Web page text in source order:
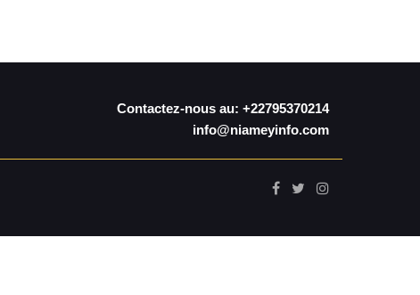
Contactez-nous au: +22795370214
info@niameyinfo.com